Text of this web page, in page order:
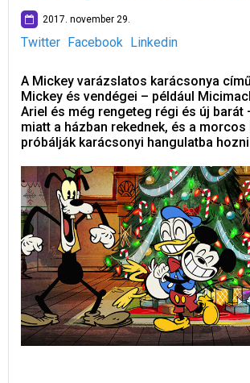
2017. november 29.
Twitter Facebook Linkedin
A Mickey varázslatos karácsonya
Mickey és vendégei – például
Ariel és még rengeteg régi és új barát
miatt a házban rekednek, és a
próbálják karácsonyi hangulatba